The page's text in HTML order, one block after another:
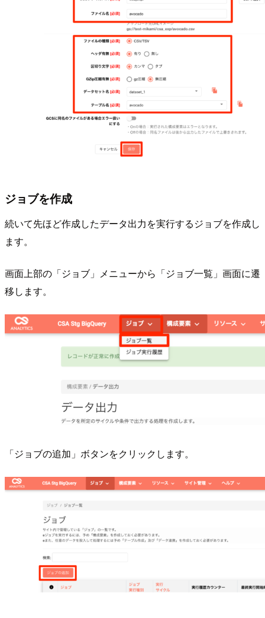
ジョブを作成
続いて先ほど作成したデータ出力を実行するジョブを作成し
ます。
画面上部の「ジョブ」メニューから「ジョブ一覧」画面に遷
移します。
「ジョブの追加」ボタンをクリックします。